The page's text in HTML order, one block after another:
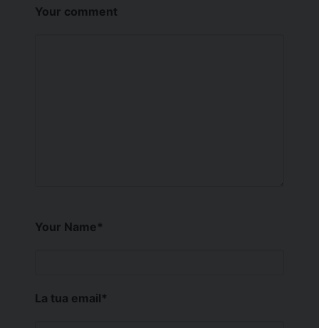
Your comment
Your Name*
La tua email*